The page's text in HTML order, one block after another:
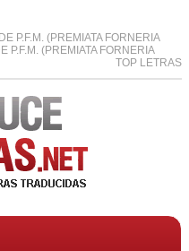
P.F.M. (PREMIATA FORNERIA
P.F.M. (PREMIATA FORNERIA
TOP LETRAS